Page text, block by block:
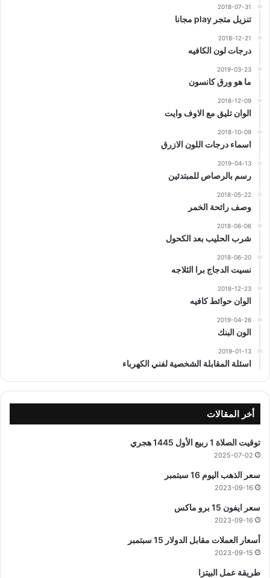
2018-07-31
تنزيل متجر play مجانا
2018-12-21
درجات لون الكافيه
2019-03-23
ما هو ورق كانسون
2018-12-09
الوان تليق مع الاوف وايت
2018-10-09
اسماء درجات اللون الازرق
2019-04-13
رسم بالرصاص للمبتدئين
2018-05-22
وصف رائحة الخمر
2018-06-06
شرب الحليب بعد الكحول
2018-06-20
نسيت الدجاج برا الثلاجه
2018-12-23
الوان حوائط كافيه
2019-04-26
الون البنك
2019-01-13
اسئلة المقابلة الشخصية لفني الكهرباء
أخر المقالات
توقيت الصلاة 1 ربيع الأول 1445 هجري
2025-07-02
سعر الذهب اليوم 16 سبتمبر
2023-09-16
سعر ايفون 15 برو ماكس
2023-09-16
أسعار العملات مقابل الدولار 15 سبتمبر
2023-09-15
طريقة عمل البيتزا